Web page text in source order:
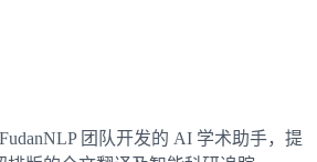
团队开发的 AI 学术助手，提